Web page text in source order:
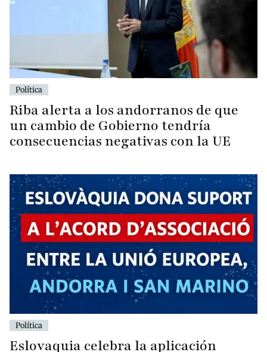
Política
Riba alerta a los andorranos de que
un cambio de Gobierno tendría
consecuencias negativas con la UE
Política
Eslovaquia celebra la aplicación